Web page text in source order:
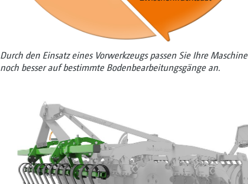
Durch den Einsatz eines Vorwerkzeugs passen Sie Ihre Maschine
noch besser auf bestimmte Bodenbearbeitungsgänge an.